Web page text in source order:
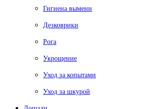
Гигиена вымени
Дезковрики
Рога
Укрощение
Уход за копытами
Уход за шкурой